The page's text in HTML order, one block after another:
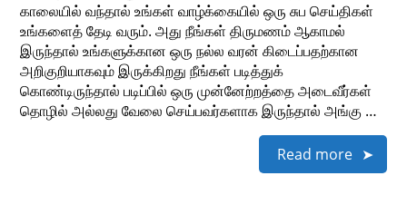
காலையில் வந்தால் உங்கள் வாழ்க்கையில் ஒரு சுப செய்திகள்
உங்களைத் தேடி வரும். அது நீங்கள் திருமணம் ஆகாமல்
இருந்தால் உங்களுக்கான ஒரு நல்ல வரன் கிடைப்பதற்கான
அறிகுறியாகவும் இருக்கிறது நீங்கள் படித்துக்
கொண்டிருந்தால் படிப்பில் ஒரு முன்னேற்றத்தை அடைவீர்கள்
தொழில் அல்லது வேலை செய்பவர்களாக இருந்தால் அங்கு …
Read more